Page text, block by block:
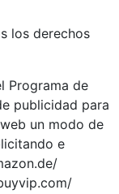
los derechos
Programa de
publicidad para
un modo de
e